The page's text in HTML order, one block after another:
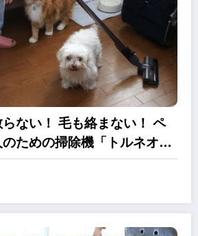
ない！ 毛も絡まない！ ペ
ための掃除機「トルネオV